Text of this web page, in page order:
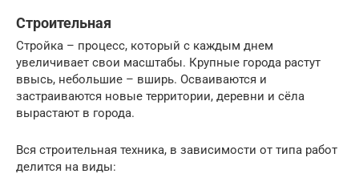
Строительная
Стройка – процесс, который с каждым днем
увеличивает свои масштабы. Крупные города растут
ввысь, небольшие – вширь. Осваиваются и
застраиваются новые территории, деревни и сёла
вырастают в города.
Вся строительная техника, в зависимости от типа работ
делится на виды: